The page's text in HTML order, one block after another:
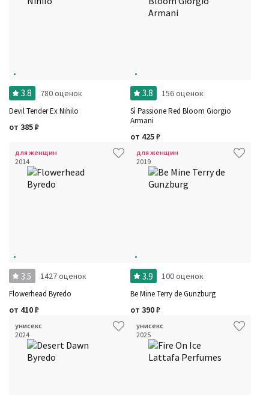
3.8 780 оценок
Devil Tender Ex Nihilo
от 385₽
3.8 156 оценок
Sì Passione Red Bloom Giorgio
Armani
от 425₽
для женщин
2014
3.5 1427 оценок
Flowerhead Byredo
от 410₽
для женщин
2019
3.9 100 оценок
Be Mine Terry de Gunzburg
от 390₽
унисекс
2024
унисекс
2025